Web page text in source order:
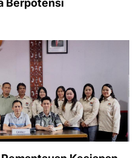
Berpotensi